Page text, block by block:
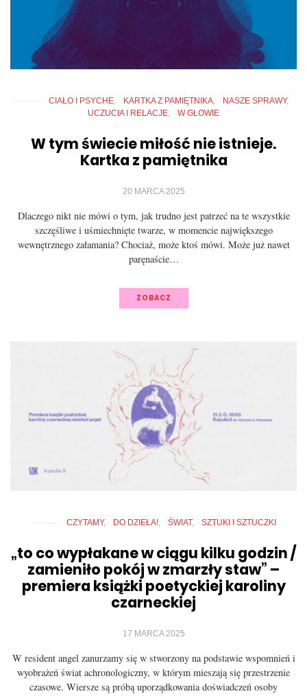
CIAŁO I PSYCHE KARTKA Z PAMIĘTNIKA
NASZE SPRAWY
UCZUCIA I RELACJE
W GŁOWIE
W tym świecie miłość nie istnieje.
Kartka z pamiętnika
20 MARCA 2025
Dlaczego nikt nie mówi o tym, jak trudno jest patrzeć na te wszystkie
szczęśliwe i uśmiechnięte twarze, w momencie największego
wewnętrznego załamania? Chociaż, może ktoś mówi. Może już nawet
paręnaście…
ZOBACZ
CZYTAMY DO DZIEŁA! ŚWIAT SZTUKI I SZTUCZKI
„to co wypłakane w ciągu kilku godzin /
zamieniło pokój w zmarzły staw” –
premiera książki poetyckiej karoliny
czarneckiej
17 MARCA 2025
W resident angel zanurzamy się w stworzony na podstawie wspomnień i
wyobrażeń świat achronologiczny, w którym mieszają się przestrzenie
czasowe. Wiersze są próbą uporządkowania doświadczeń osoby